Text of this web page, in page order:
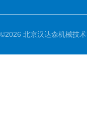
©2026 北京汉达森机械技